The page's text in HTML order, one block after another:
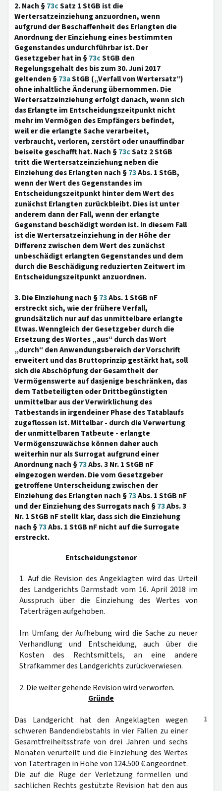
2. Nach §73cSatz 1 StGB ist die
Wertersatzeinziehung anzuordnen, wenn
aufgrund der Beschaffenheit des Erlangten die
Anordnung der Einziehung eines bestimmten
Gegenstandes undurchführbar ist. Der
Gesetzgeber hat in §73cStGB den
Regelungsgehalt des bis zum 30. Juni 2017
geltenden §73aStGB („Verfall von Wertersatz“)
ohne inhaltliche Änderung übernommen. Die
Wertersatzeinziehung erfolgt danach, wenn sich
das Erlangte im Entscheidungszeitpunkt nicht
mehr im Vermögen des Empfängers befindet,
weil er die erlangte Sache verarbeitet,
verbraucht, verloren, zerstört oder unauffindbar
beiseite geschafft hat. Nach §73cSatz 2 StGB
tritt die Wertersatzeinziehung neben die
Einziehung des Erlangten nach §73Abs. 1 StGB,
wenn der Wert des Gegenstandes im
Entscheidungszeitpunkt hinter dem Wert des
zunächst Erlangten zurückbleibt. Dies ist unter
anderem dann der Fall, wenn der erlangte
Gegenstand beschädigt worden ist. In diesem Fall
ist die Wertersatzeinziehung in der Höhe der
Differenz zwischen dem Wert des zunächst
unbeschädigt erlangten Gegenstandes und dem
durch die Beschädigung reduzierten Zeitwert im
Entscheidungszeitpunkt anzuordnen.
3. Die Einziehung nach §73Abs. 1 StGB nF
erstreckt sich, wie der frühere Verfall,
grundsätzlich nur auf das unmittelbare erlangte
Etwas. Wenngleich der Gesetzgeber durch die
Ersetzung des Wortes „aus“ durch das Wort
„durch“ den Anwendungsbereich der Vorschrift
erweitert und das Bruttoprinzip gestärkt hat, soll
sich die Abschöpfung der Gesamtheit der
Vermögenswerte auf dasjenige beschränken, das
dem Tatbeteiligten oder Drittbegünstigten
unmittelbar aus der Verwirklichung des
Tatbestands in irgendeiner Phase des Tatablaufs
zugeflossen ist. Mittelbar - durch die Verwertung
der unmittelbaren Tatbeute - erlangte
Vermögenszuwächse können daher auch
weiterhin nur als Surrogat aufgrund einer
Anordnung nach §73Abs. 3 Nr. 1 StGB nF
eingezogen werden. Die vom Gesetzgeber
getroffene Unterscheidung zwischen der
Einziehung des Erlangten nach §73Abs. 1 StGB nF
und der Einziehung des Surrogats nach §73Abs. 3
Nr. 1 StGB nF stellt klar, dass sich die Einziehung
nach §73Abs. 1 StGB nF nicht auf die Surrogate
erstreckt.
Entscheidungstenor
1. Auf die Revision des Angeklagten wird das Urteil
des Landgerichts Darmstadt vom 16. April 2018 im
Ausspruch über die Einziehung des Wertes von
Taterträgen aufgehoben.
Im Umfang der Aufhebung wird die Sache zu neuer
Verhandlung und Entscheidung, auch über die
Kosten des Rechtsmittels, an eine andere
Strafkammer des Landgerichts zurückverwiesen.
2. Die weiter gehende Revision wird verworfen.
Gründe
1
Das Landgericht hat den Angeklagten wegen
schweren Bandendiebstahls in vier Fällen zu einer
Gesamtfreiheitsstrafe von drei Jahren und sechs
Monaten verurteilt und die Einziehung des Wertes
von Taterträgen in Höhe von 124.500 € angeordnet.
Die auf die Rüge der Verletzung formellen und
sachlichen Rechts gestützte Revision hat den aus